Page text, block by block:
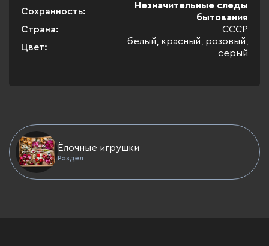
Сохранность:
Незначительные следы
бытования
Страна:
СССР
Цвет:
белый, красный, розовый,
серый
Ёлочные игрушки
Раздел